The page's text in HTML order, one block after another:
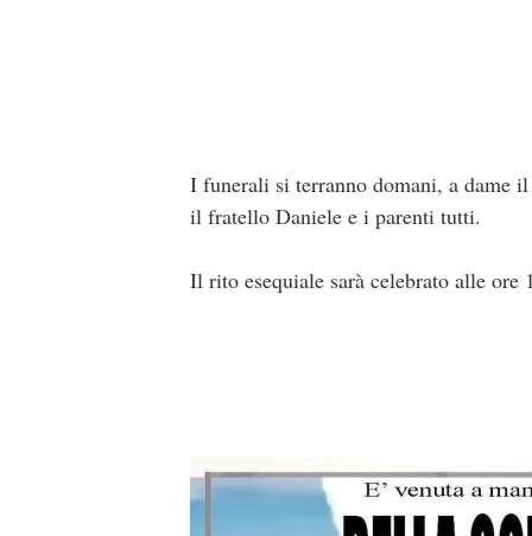
I funerali si terranno domani, a dame
il fratello Daniele e i parenti tutti.
Il rito esequiale sarà celebrato alle ore